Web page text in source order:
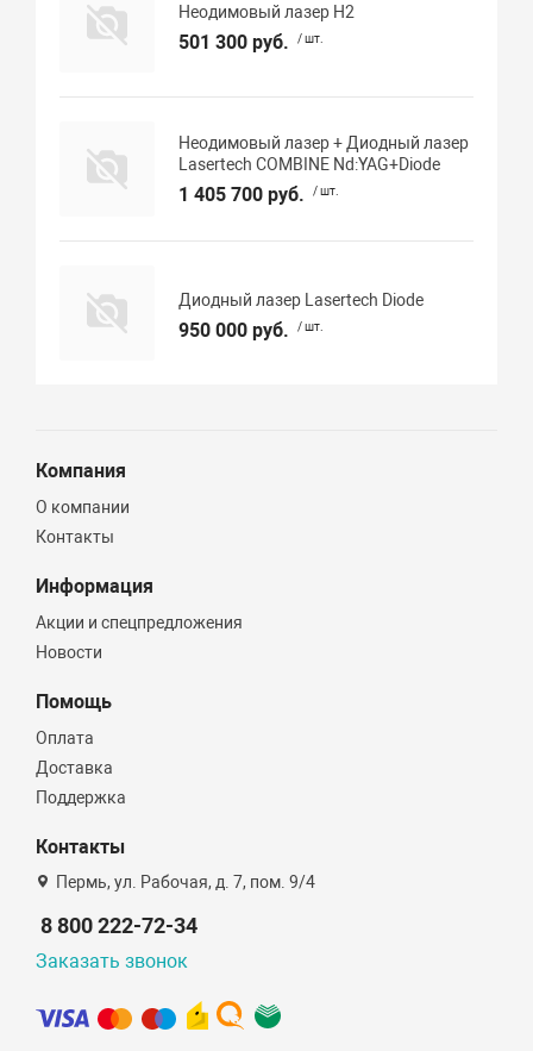
Неодимовый лазер H2
501 300 руб. / шт.
Неодимовый лазер + Диодный лазер
Lasertech COMBINE Nd:YAG+Diode
1 405 700 руб. / шт.
Диодный лазер Lasertech Diode
950 000 руб. / шт.
Компания
О компании
Контакты
Информация
Акции и спецпредложения
Новости
Помощь
Оплата
Доставка
Поддержка
Контакты
Пермь, ул. Рабочая, д. 7, пом. 9/4
8 800 222-72-34
Заказать звонок